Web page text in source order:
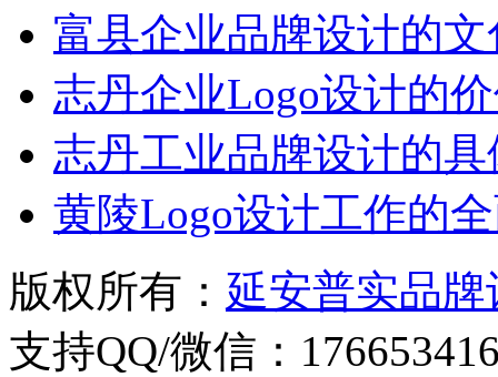
富县企业品牌设计的
志丹企业Logo设计的
志丹工业品牌设计的
黄陵Logo设计工作的
版权所有： 延安普实品
支持QQ/微信：